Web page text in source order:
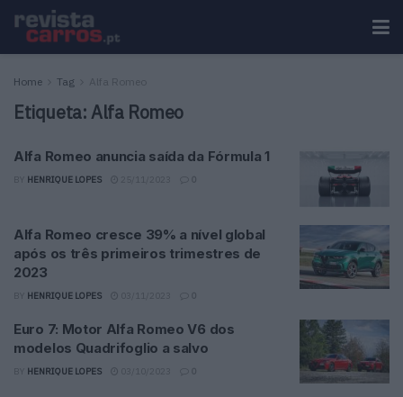
Home Tag Alfa Romeo
Etiqueta:Alfa Romeo
Alfa Romeo anuncia saída da Fórmula 1
HENRIQUE LOPES 0
Alfa Romeo cresce 39% a nível global
após os três primeiros trimestres de
2023
HENRIQUE LOPES 0
Euro 7: Motor Alfa Romeo V6 dos
modelos Quadrifoglio a salvo
HENRIQUE LOPES 0